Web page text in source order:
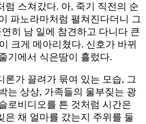
럼 스쳐갔다. 아, 죽기 직전의 순
파노라마처럼 펼쳐진다더니 그
히 남 일에 참견하고 다니다 큰
크게 메아리쳤다. 신호가 바뀌
기에서 식은땀이 흘렀다.
론가 끌려가 묶여 있는 모습, 그
는 상상, 가족들의 울부짖는 광
로비디오를 튼 것처럼 시간은
은 채 얼마를 갔는지 주위를 둘